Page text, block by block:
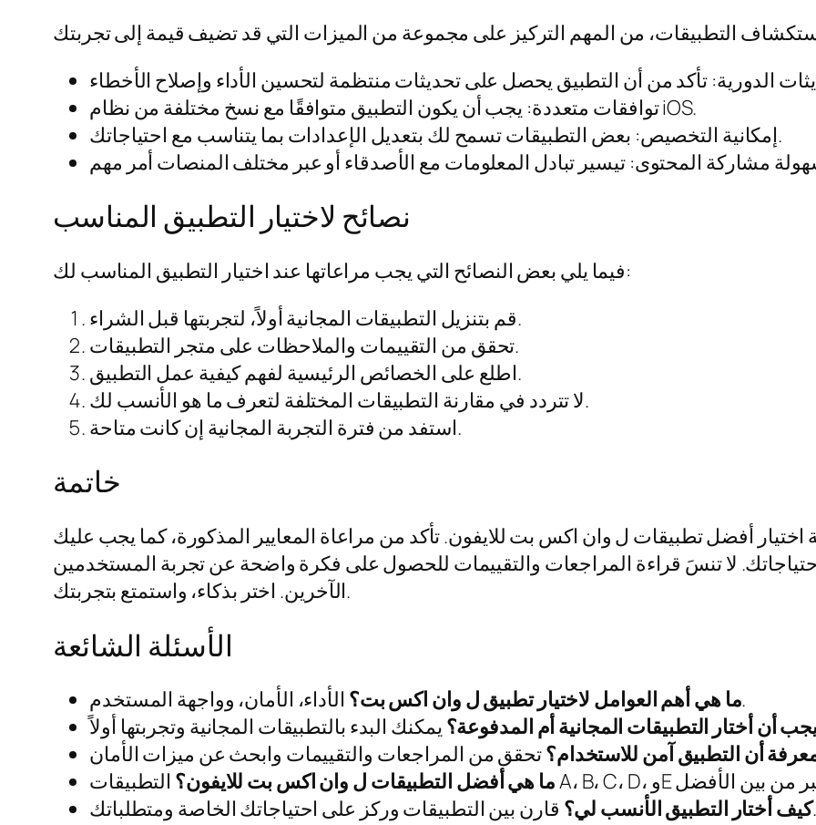
توافقات متعددة: يجب أن يكون التطبيق متوافقًا مع نسخ مختلفة من نظام iOS.
إمكانية التخصيص: بعض التطبيقات تسمح لك بتعديل الإعدادات بما يتناسب مع احتياجاتك.
نصائح لاختيار التطبيق المناسب
فيما يلي بعض النصائح التي يجب مراعاتها عند اختيار التطبيق المناسب لك:
قم بتنزيل التطبيقات المجانية أولاً، لتجربتها قبل الشراء.
تحقق من التقييمات والملاحظات على متجر التطبيقات.
اطلع على الخصائص الرئيسية لفهم كيفية عمل التطبيق.
لا تتردد في مقارنة التطبيقات المختلفة لتعرف ما هو الأنسب لك.
استفد من فترة التجربة المجانية إن كانت متاحة.
خاتمة
اختيار أفضل تطبيقات ل وان اكس بت للايفون. تأكد من مراعاة المعايير المذكورة، كما يجب عليك
لا تنسَ قراءة المراجعات والتقييمات للحصول على فكرة واضحة عن تجربة المستخدمين
الآخرين. اختر بذكاء، واستمتع بتجربتك.
الأسئلة الشائعة
ما هي أهم العوامل لاختيار تطبيق ل وان اكس بت؟الأداء، الأمان، وواجهة المستخدم.
أن أختار التطبيقات المجانية أم المدفوعة؟
أن التطبيق آمن للاستخدام؟
ما هي أفضل التطبيقات ل وان اكس بت للايفون؟
كيف أختار التطبيق الأنسب لي؟قارن بين التطبيقات وركز على احتياجاتك الخاصة ومتطلباتك.